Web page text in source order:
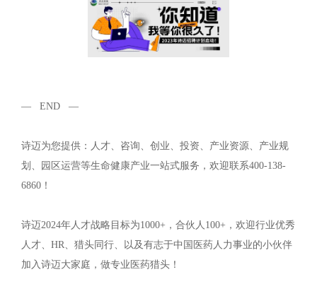
— END —
诗迈为您提供：人才、咨询、创业、投资、产业资源、产业规
划、园区运营等生命健康产业一站式服务，欢迎联系400-138-
6860！
诗迈2024年人才战略目标为1000+，合伙人100+，欢迎行业优秀
人才、HR、猎头同行、以及有志于中国医药人力事业的小伙伴
加入诗迈大家庭，做专业医药猎头！